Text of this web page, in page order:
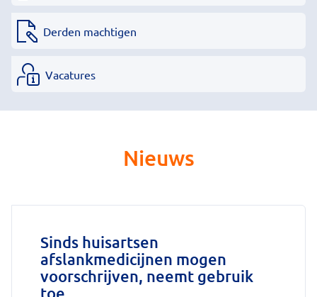
Derden machtigen
Vacatures
Nieuws
Sinds huisartsen
afslankmedicijnen mogen
voorschrijven, neemt gebruik